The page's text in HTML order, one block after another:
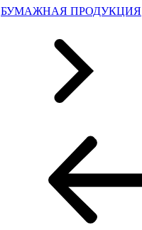
БУМАЖНАЯ ПРОДУКЦИЯ